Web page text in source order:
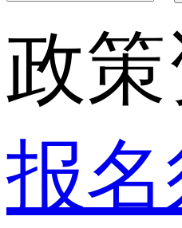
政
报